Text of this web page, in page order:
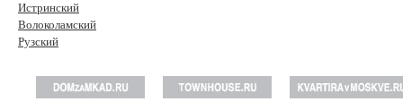
Истринский
Волоколамский
Рузский